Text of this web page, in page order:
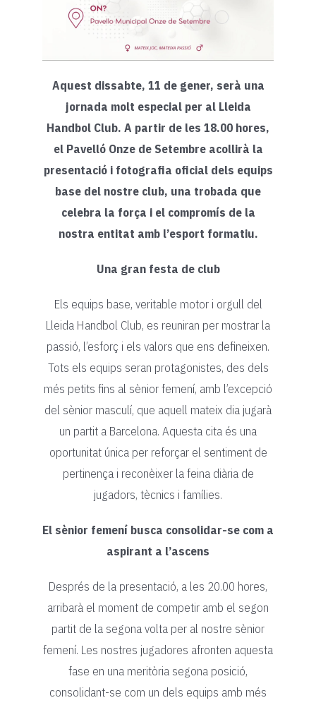
Aquest dissabte, 11 de gener, serà una
jornada molt especial per al Lleida
Handbol Club. A partir de les 18.00 hores,
el Pavelló Onze de Setembre acollirà la
presentació i fotografia oficial dels equips
base del nostre club, una trobada que
celebra la força i el compromís de la
nostra entitat amb l’esport formatiu.
Una gran festa de club
Els equips base, veritable motor i orgull del
Lleida Handbol Club, es reuniran per mostrar la
passió, l’esforç i els valors que ens defineixen.
Tots els equips seran protagonistes, des dels
més petits fins al sènior femení, amb l’excepció
del sènior masculí, que aquell mateix dia jugarà
un partit a Barcelona. Aquesta cita és una
oportunitat única per reforçar el sentiment de
pertinença i reconèixer la feina diària de
jugadors, tècnics i famílies.
El sènior femení busca consolidar-se com a
aspirant a l’ascens
Després de la presentació, a les 20.00 hores,
arribarà el moment de competir amb el segon
partit de la segona volta per al nostre sènior
femení. Les nostres jugadores afronten aquesta
fase en una meritòria segona posició,
consolidant-se com un dels equips amb més